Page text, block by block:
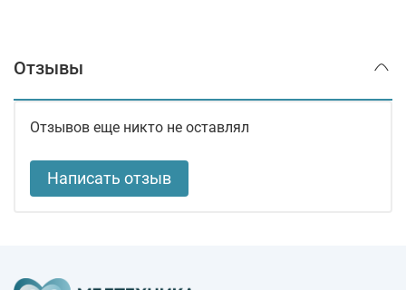
Отзывы
Отзывов еще никто не оставлял
Написать отзыв